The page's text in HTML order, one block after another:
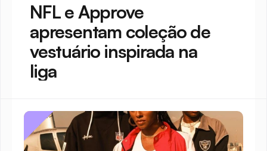
NFL e Approve
apresentam coleção de
vestuário inspirada na
liga